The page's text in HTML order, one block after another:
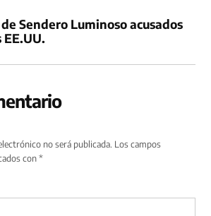
Sendero Luminoso acusados
EE.UU.
no será publicada. Los campos
con*